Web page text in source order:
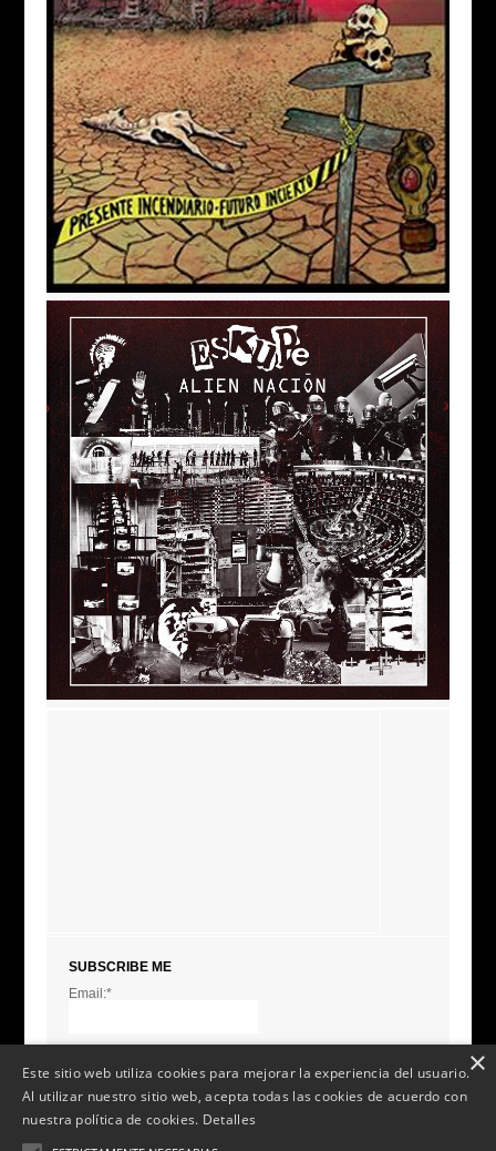
SUBSCRIBE ME
Email:*
Este sitio web utiliza cookies para mejorar la experiencia del usuario.
Al utilizar nuestro sitio web, acepta todas las cookies de acuerdo con
nuestra política de cookies. Detalles
×